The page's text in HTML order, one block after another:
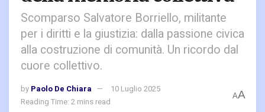
Scomparso Salvatore Borriello, militante
per i diritti e la giustizia: dalla passione civica
alla costruzione di comunità. Un ricordo dal
cuore collettivo.
by Paolo De Chiara
10 Luglio 2025
Reading Time: 2 mins read
AA